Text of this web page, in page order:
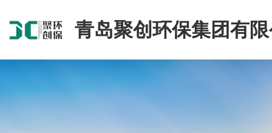
青岛聚创环保集团有